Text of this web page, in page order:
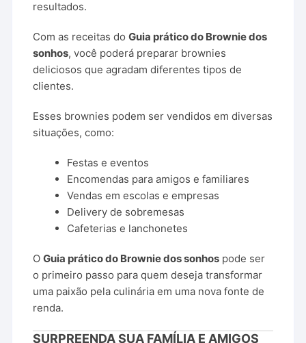
resultados.
Com as receitas doGuia prático do Brownie dos
sonhos, você poderá preparar brownies
deliciosos que agradam diferentes tipos de
clientes.
Esses brownies podem ser vendidos em diversas
situações, como:
Festas e eventos
Encomendas para amigos e familiares
Vendas em escolas e empresas
Delivery de sobremesas
Cafeterias e lanchonetes
OGuia prático do Brownie dos sonhos pode ser
o primeiro passo para quem deseja transformar
uma paixão pela culinária em uma nova fonte de
renda.
SURPREENDA SUA FAMÍLIA E AMIGOS